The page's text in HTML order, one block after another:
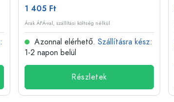
:
1 405 Ft
Árak ÁFÁ-val, szállítási költség nélkül
Azonnal elérhető. Szállításra kész:
1-2 napon belül
Részletek